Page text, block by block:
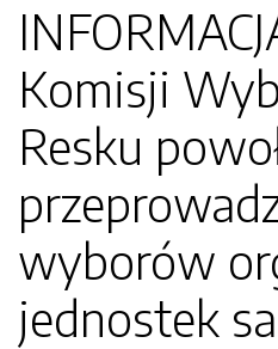
Komisji
Resku
wyborów
jednostek